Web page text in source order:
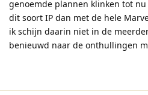
genoemde plannen klinken tot
dit soort IP dan met de hele
ik schijn daarin niet in de
benieuwd naar de onthullingen